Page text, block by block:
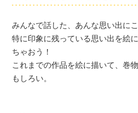
みんなで話した、あんな思い出に
特に印象に残っている思い出を絵
ちゃおう！
これまでの作品を絵に描いて、巻
もしろい。